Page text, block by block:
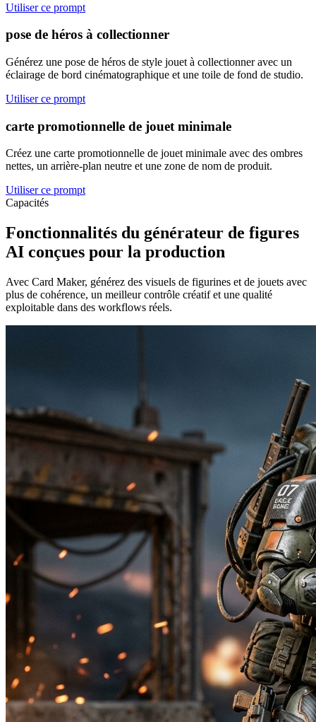
Utiliser ce prompt
pose de héros à collectionner
Générez une pose de héros de style jouet à collectionner avec un
éclairage de bord cinématographique et une toile de fond de studio.
Utiliser ce prompt
carte promotionnelle de jouet minimale
Créez une carte promotionnelle de jouet minimale avec des ombres
nettes, un arrière-plan neutre et une zone de nom de produit.
Utiliser ce prompt
Capacités
Fonctionnalités du générateur de figures
AI conçues pour la production
Avec Card Maker, générez des visuels de figurines et de jouets avec
plus de cohérence, un meilleur contrôle créatif et une qualité
exploitable dans des workflows réels.